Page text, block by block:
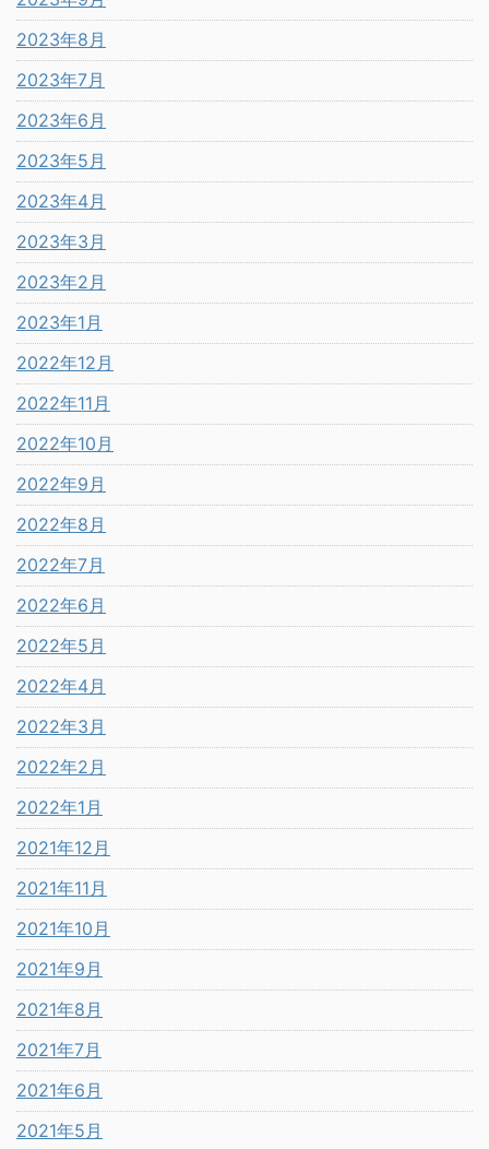
2023年8月
2023年7月
2023年6月
2023年5月
2023年4月
2023年3月
2023年2月
2023年1月
2022年12月
2022年11月
2022年10月
2022年9月
2022年8月
2022年7月
2022年6月
2022年5月
2022年4月
2022年3月
2022年2月
2022年1月
2021年12月
2021年11月
2021年10月
2021年9月
2021年8月
2021年7月
2021年6月
2021年5月